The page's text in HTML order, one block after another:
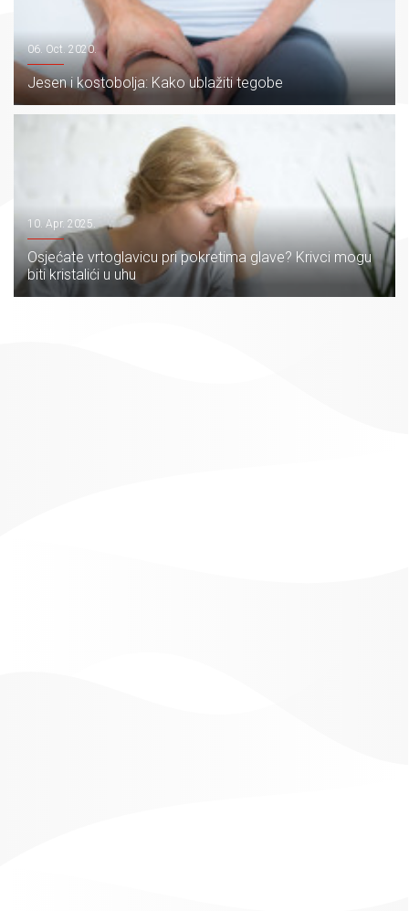
06. Oct. 2020.
Jesen i kostobolja: Kako ublažiti tegobe
10. Apr. 2025.
Osjećate vrtoglavicu pri pokretima glave? Krivci mogu
biti kristalići u uhu